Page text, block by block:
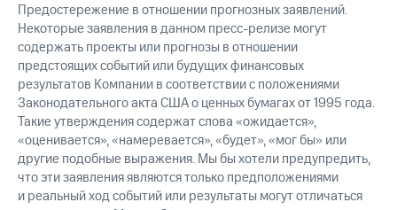
Предостережение в отношении прогнозных заявлений.
Некоторые заявления в данном пресс-релизе могут
содержать проекты или прогнозы в отношении
предстоящих событий или будущих финансовых
результатов Компании в соответствии с положениями
Законодательного акта США о ценных бумагах от 1995 года.
Такие утверждения содержат слова «ожидается»,
«оценивается», «намеревается», «будет», «мог бы» или
другие подобные выражения. Мы бы хотели предупредить,
что эти заявления являются только предположениями
и реальный ход событий или результаты могут отличаться